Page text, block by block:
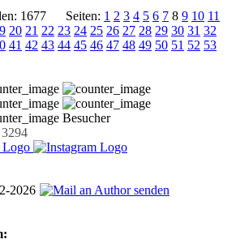
1677 Seiten: 1 2 3 4 5 6 7 8 9 10 11
20 21 22 23 24 25 26 27 28 29 30 31 32
41 42 43 44 45 46 47 48 49 50 51 52 53
Besucher
2026